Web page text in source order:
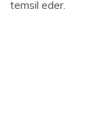
temsil eder.